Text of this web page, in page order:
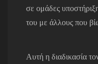
σε ομάδες
του με άλλους που
Αυτή η διαδικασία